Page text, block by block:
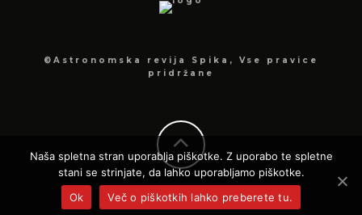
©Astronomska revija Spika, Vse pravice
pridržane
Naša spletna stran uporablja piškotke. Z uporabo te spletne
stani se strinjate, da lahko uporabljamo piškotke.
Ok
Več o piškotkih lahko preberete tu.